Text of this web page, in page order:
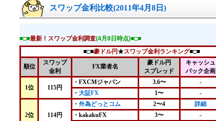
スワップ金利比較(2011年4月8日)
■□■最新！スワップ金利調査(4月8日時点)■□■
■□■豪ドル円★スワップ金利ランキング■□■
順位
スワップ
金利
FX業者名
豪ドル円
スプレッド
キャッシュ
バック企画
1位 115円
・FXCMジャパン 3.6〜 -
・ 大証FX 1〜 -
2位 114円
・ 外為どっとコム 2〜4 詳細
・kakakuFX
3〜 -